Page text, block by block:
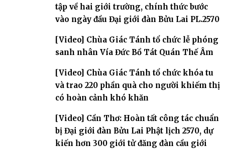
tập về hai giới trường, chính thức bước
vào ngày đầu Đại giới đàn Bửu Lai PL.2570
[Video] Chùa Giác Tánh tổ chức lễ phóng
sanh nhân Vía Đức Bồ Tát Quán Thế Âm
[Video] Chùa Giác Tánh tổ chức khóa tu
và trao 220 phần quà cho người khiếm thị
có hoàn cảnh khó khăn
[Video] Cần Thơ: Hoàn tất công tác chuẩn
bị Đại giới đàn Bửu Lai Phật lịch 2570, dự
kiến hơn 300 giới tử đăng đàn cầu giới